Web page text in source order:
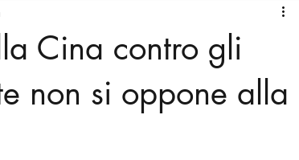
(LAC)
Corea del Nord Corea del Sud
Cina contro gli
non si oppone alla